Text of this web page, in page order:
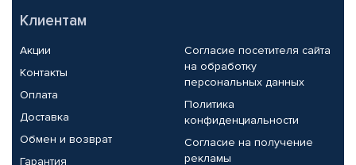
Клиентам
Акции
Контакты
Оплата
Доставка
Обмен и возврат
Гарантия
Согласие посетителя сайта
на обработку
персональных данных
Политика
конфиденциальности
Согласие на получение
рекламы